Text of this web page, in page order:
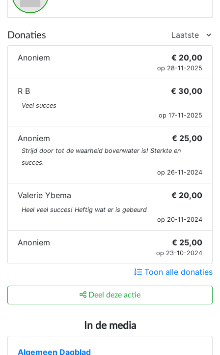
Donaties
Anoniem € 20,00
op 28-11-2025
R B € 30,00
Veel succes
op 17-11-2025
Anoniem € 25,00
Strijd door tot de waarheid bovenwater is! Sterkte en
succes.
op 26-11-2024
Valerie Ybema € 20,00
Heel veel succes! Heftig wat er is gebeurd
op 20-11-2024
Anoniem € 25,00
op 23-10-2024
Toon alle donaties
Deel deze actie
In de media
Algemeen Dagblad